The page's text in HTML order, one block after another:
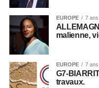
EUROPE 7 ans .
malienne,
EUROPE 7 ans .
G7-
travaux.